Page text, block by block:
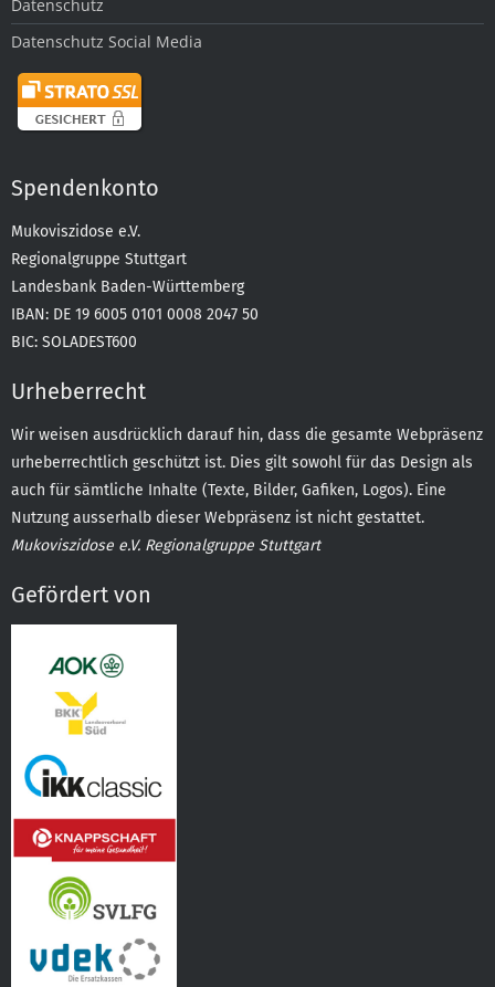
Datenschutz
Datenschutz Social Media
Spendenkonto
Mukoviszidose e.V.
Regionalgruppe Stuttgart
Landesbank Baden-Württemberg
IBAN: DE 19 6005 0101 0008 2047 50
BIC: SOLADEST600
Urheberrecht
Wir weisen ausdrücklich darauf hin, dass die gesamte Webpräsenz
urheberrechtlich geschützt ist. Dies gilt sowohl für das Design als
auch für sämtliche Inhalte (Texte, Bilder, Gafiken, Logos). Eine
Nutzung ausserhalb dieser Webpräsenz ist nicht gestattet.
Mukoviszidose e.V. Regionalgruppe Stuttgart
Gefördert von